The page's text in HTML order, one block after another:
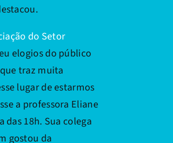
do Setor
elogios do público
traz muita
lugar de estarmos
a professora Eliane
18h. Sua colega
gostou da